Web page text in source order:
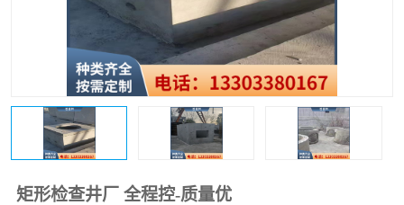
矩形检查井厂 全程控-质量优